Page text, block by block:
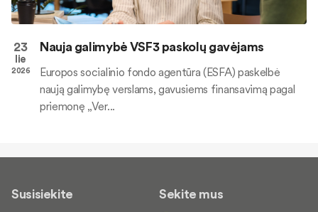
23
lie
2026
Nauja galimybė VSF3 paskolų gavėjams
Europos socialinio fondo agentūra (ESFA) paskelbė
naują galimybę verslams, gavusiems finansavimą pagal
priemonę „Ver...
Susisiekite Sekite mus